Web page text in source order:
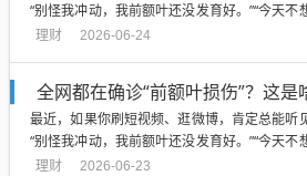
“别怪我冲动，我前额叶还没发育好。”“今天
薪休假。”“建议把前额叶纳入择偶标准。”“如
理财 2026-06-24
全网都在确诊“前额叶损伤”？这是
最近，如果你刷短视频、逛微博，肯定总能
“别怪我冲动，我前额叶还没发育好。”“今天
薪休假。”“建议把前额叶纳入择偶标准。”“如
理财 2026-06-23